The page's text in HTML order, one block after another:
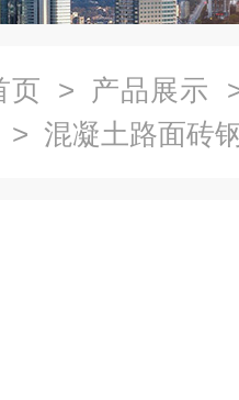
页 > 产品展示
> 混凝土路面砖